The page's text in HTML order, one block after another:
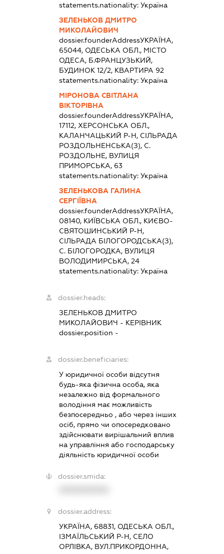
statements.nationality:Україна
ЗЕЛЕНЬКОВ ДМИТРО
МИКОЛАЙОВИЧ
dossier.founderAddressУКРАЇНА,
65044, ОДЕСЬКА ОБЛ., МІСТО
ОДЕСА, Б.ФРАНЦУЗЬКИЙ,
БУДИНОК 12/2, КВАРТИРА 92
statements.nationality:Україна
МІРОНОВА СВІТЛАНА
ВІКТОРІВНА
dossier.founderAddressУКРАЇНА,
17112, ХЕРСОНСЬКА ОБЛ.,
КАЛАНЧАЦЬКИЙ Р-Н, СІЛЬРАДА
РОЗДОЛЬНЕНСЬКА(З), С.
РОЗДОЛЬНЕ, ВУЛИЦЯ
ПРИМОРСЬКА, 63
statements.nationality:Україна
ЗЕЛЕНЬКОВА ГАЛИНА
СЕРГІЇВНА
dossier.founderAddressУКРАЇНА,
08140, КИЇВСЬКА ОБЛ., КИЄВО-
СВЯТОШИНСЬКИЙ Р-Н,
СІЛЬРАДА БІЛОГОРОДСЬКА(З),
С. БІЛОГОРОДКА, ВУЛИЦЯ
ВОЛОДИМИРСЬКА, 24
statements.nationality:Україна
dossier.heads:
ЗЕЛЕНЬКОВ ДМИТРО
МИКОЛАЙОВИЧ - КЕРІВНИК
dossier.position -
dossier.beneficiaries:
У юридичної особи відсутня
будь-яка фізична особа, яка
незалежно від формального
володіння має можливість
безпосередньо , або через інших
осіб, прямо чи опосередковано
здійснювати вирішальний вплив
на управління або господарську
діяльність юридичної особи
dossier.smida:
dossier.address:
УКРАЇНА, 68831, ОДЕСЬКА ОБЛ.,
ІЗМАЇЛЬСЬКИЙ Р-Н, СЕЛО
ОРЛІВКА, ВУЛ.ПРИКОРДОННА,